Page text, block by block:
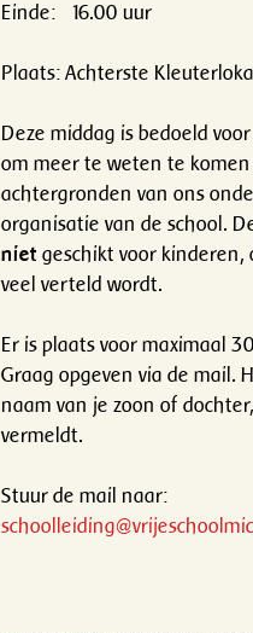
Einde: 16.00 uur
Plaats: Achterste
Deze middag is bedoeld
om meer te weten te
achtergronden van ons
organisatie van de school.
niet geschikt voor
veel verteld wordt.
Er is plaats voor maximaal
Graag opgeven via de mail.
naam van je zoon of
vermeldt.
Stuur de mail naar: